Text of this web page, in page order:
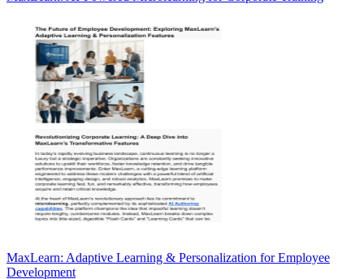
MaxLearn: Adaptive Learning & Personalization for Employee
Development